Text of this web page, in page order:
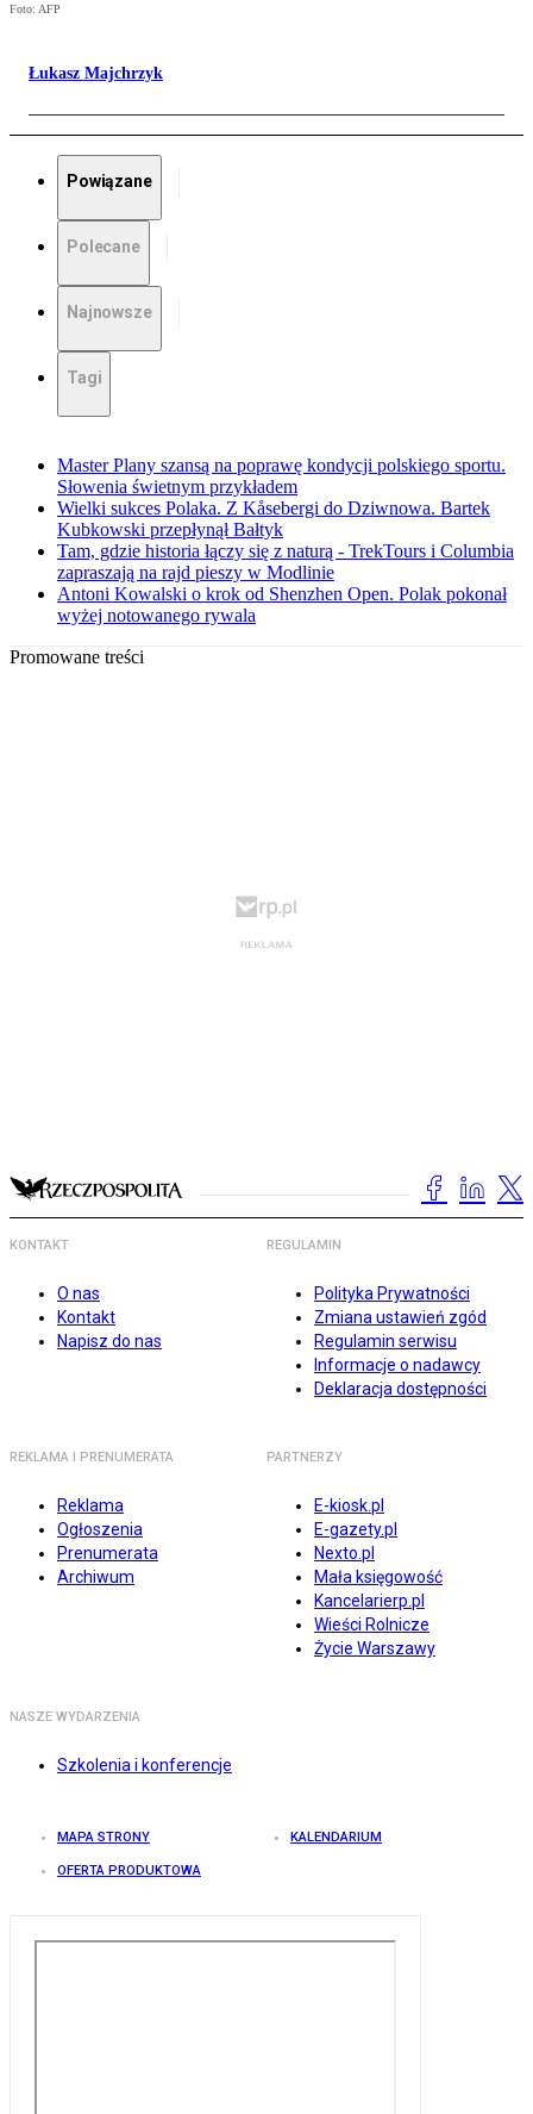
Foto: AFP
Łukasz Majchrzyk
Powiązane
Polecane
Najnowsze
Tagi
Master Plany szansą na poprawę kondycji polskiego sportu.
Słowenia świetnym przykładem
Wielki sukces Polaka. Z Kåsebergi do Dziwnowa. Bartek
Kubkowski przepłynął Bałtyk
Tam, gdzie historia łączy się z naturą - TrekTours i Columbia
zapraszają na rajd pieszy w Modlinie
Antoni Kowalski o krok od Shenzhen Open. Polak pokonał
wyżej notowanego rywala
Promowane treści
KONTAKT
O nas
Kontakt
Napisz do nas
REGULAMIN
Polityka Prywatności
Zmiana ustawień zgód
Regulamin serwisu
Informacje o nadawcy
Deklaracja dostępności
REKLAMA I PRENUMERATA
Reklama
Ogłoszenia
Prenumerata
Archiwum
PARTNERZY
E-kiosk.pl
E-gazety.pl
Nexto.pl
Mała księgowość
Kancelarierp.pl
Wieści Rolnicze
Życie Warszawy
NASZE WYDARZENIA
Szkolenia i konferencje
MAPA STRONY KALENDARIUM
OFERTA PRODUKTOWA